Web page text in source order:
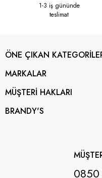
1-3 iş gününde
teslimat
ÖNE ÇIKAN
MARKALAR
MÜŞTERİ HAKLARI
BRANDY'S